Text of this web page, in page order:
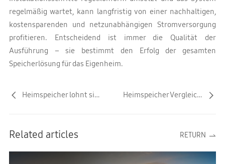
regelmäßig wartet, kann langfristig von einer nachhaltigen,
kostensparenden und netzunabhängigen Stromversorgung
profitieren. Entscheidend ist immer die Qualität der
Ausführung – sie bestimmt den Erfolg der gesamten
Speicherlösung für das Eigenheim.
Heimspeicher lohnt sich? 2026 Wirtschaftlichkeit & Daten Heimspeicher Vergleich 2026: Für PV & Haushalt
Related articles RETURN